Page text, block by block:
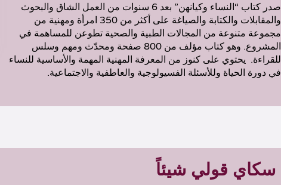
صدر كتاب “النساء وكيانهن” بعد 6 سنوات من العمل الشاق والبحوث
والمقابلات والكتابة والصياغة على أكثر من 350 امرأة ومهنية من
مجموعة متنوعة من المجالات الطبية والصحية تطوعن للمساهمة في
المشروع. وهو كتاب مؤلف من 800 صفحة ومحدّث ومهم وسلس
للقراءة. يحتوي على كنوز من المعرفة المهنية المهمة والأساسية للنساء
في دورة الحياة وللأسئلة الفسيولوجية والعاطفية والاجتماعية.
سكاي قولي شيئاً